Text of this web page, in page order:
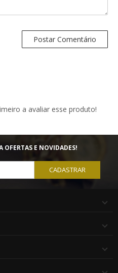
a avaliar esse produto!
OFERTAS E NOVIDADES!
CADASTRAR